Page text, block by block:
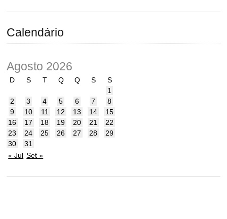
Calendário
Agosto 2026
D S T Q Q S
S
1
2
3 4 5 6 7
8
9
10 11 12 13 14
15
16
17 18 19 20 21
22
23
24 25 26 27 28
29
30
31
« Jul Set »